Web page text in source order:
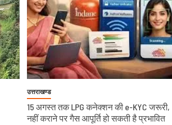
उत्तराखण्ड
15 अगस्त तक LPG कनेक्शन की e-KYC जरूरी,
नहीं कराने पर गैस आपूर्ति हो सकती है प्रभावित